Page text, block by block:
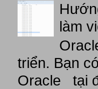
làm
triển. Bạn
Oracle tại